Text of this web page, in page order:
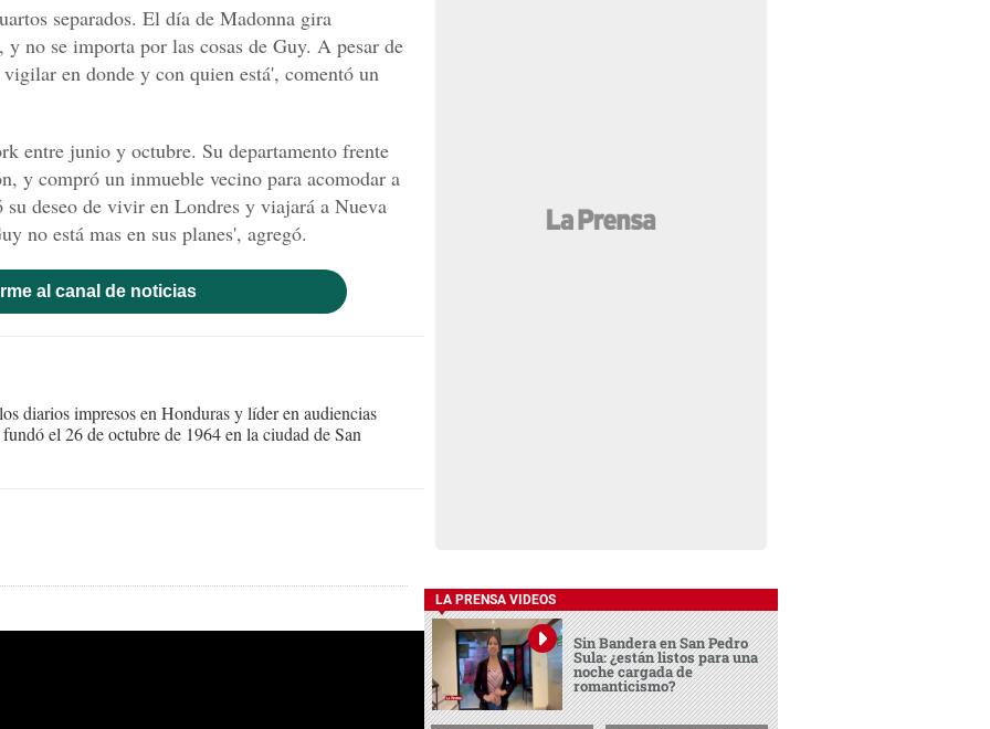
separados. El día de Madonna gira
no se importa por las cosas de Guy. A pesar de
en donde y con quien está', comentó un
entre junio y octubre. Su departamento frente
y compró un inmueble vecino para acomodar a
su deseo de vivir en Londres y viajará a Nueva
no está mas en sus planes', agregó.
al canal de noticias
diarios impresos en Honduras y líder en audiencias
el 26 de octubre de 1964 en la ciudad de San
LA PRENSA VIDEOS
Sin Bandera en San Pedro
Sula: ¿están listos para una
noche cargada de
romanticismo?